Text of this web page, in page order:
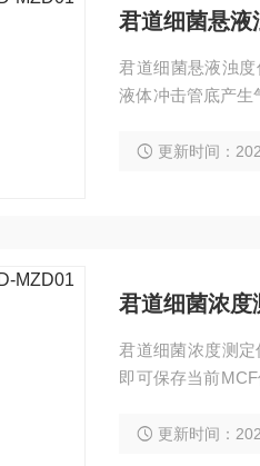
君道细菌悬液
君道细菌悬液浊
液体冲击管底产生
管及遮光盖。
更新时间：
君道细菌浓度
君道细菌浓度测
即可保存当前
复性≤0.5%，标配
更新时间：